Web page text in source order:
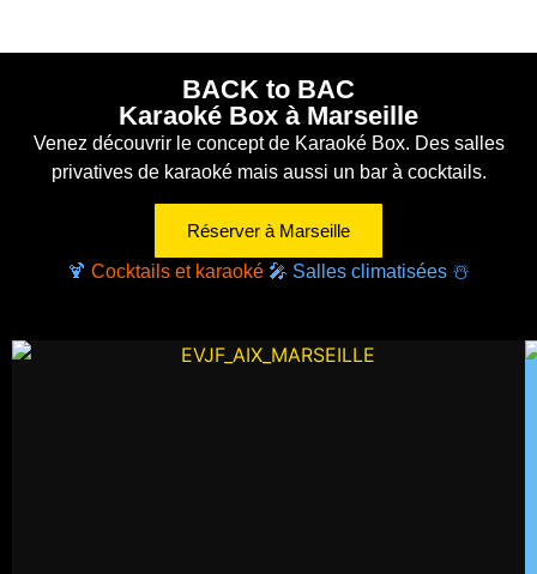
BACK to BAC
Karaoké Box à Marseille
Venez découvrir le concept de Karaoké Box. Des salles
privatives de karaoké mais aussi un bar à cocktails.
Réserver à Marseille
🍹 Cocktails et karaoké 🎤 Salles climatisées ☃️